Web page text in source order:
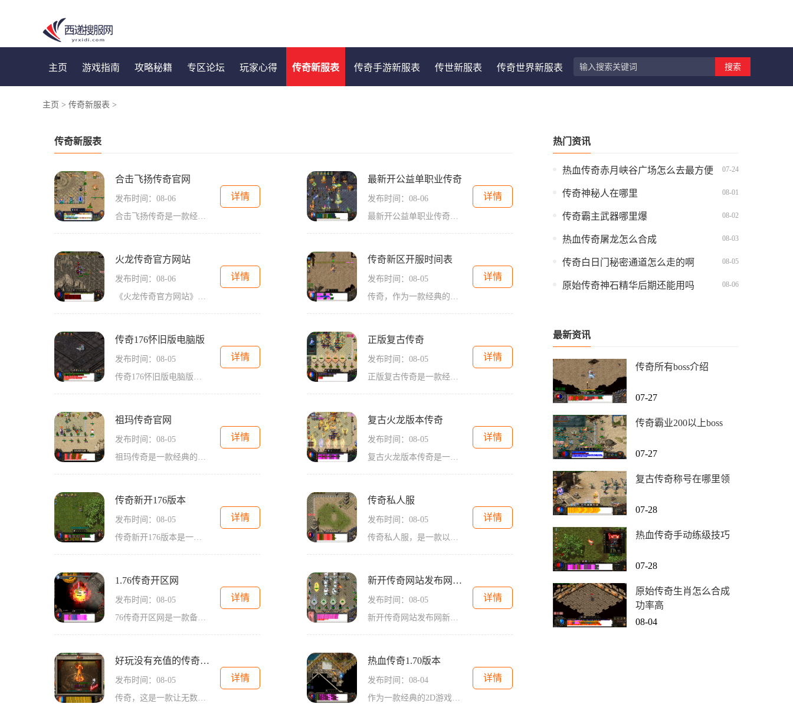
主页 游戏指南 攻略秘籍 专区论坛 玩家心得 传奇新服表 传奇手游新服表 传世新服表 传奇世界新服表 搜索
主页 > 传奇新服表 >
传奇新服表
合击飞扬传奇官网
发布时间：08-06
合击飞扬传奇是一款经典的多人在线角色扮演游戏。在这个游戏中，玩家将扮演一个勇敢的战士，在冒险中获得装备、战胜敌人、完成任务，并与其他玩家组队合作。合击飞扬传奇官网
详情
最新开公益单职业传奇
发布时间：08-06
最新开公益单职业传奇是一款备受期待的多人在线角色扮演游戏。作为经典传奇游戏的最新版本，它结合了传统玩法与创新元素，为广大玩家带来了全新的游戏体验。本文将为大家详细
详情
火龙传奇官方网站
发布时间：08-06
《火龙传奇官方网站》是一款经典的2D游戏，它是一款角色扮演游戏，充满了刺激和挑战。这款游戏采用了万人在线和玩家互动的模式，使得玩家可以与其他玩家进行交流、合作和竞争。
详情
传奇新区开服时间表
发布时间：08-05
传奇，作为一款经典的2D游戏，一直以来都深受玩家们的喜爱。作为一款角色扮演游戏，它具备了玩家互动的特点，让玩家们能够尽情享受战斗与冒险的乐趣。这款游戏还拥有一个万人在
详情
传奇176怀旧版电脑版
发布时间：08-05
传奇176怀旧版电脑版是一款经典的2D游戏，它以角色扮演为核心，拥有万人在线的玩家互动特点。在这个游戏中，玩家可以体验到浓厚的传奇世界氛围，挑战各种boss，挖掘宝贵的矿石，
详情
正版复古传奇
发布时间：08-05
正版复古传奇是一款经典的2D角色扮演游戏，以其万人在线和玩家互动的特点而备受玩家们的喜爱。玩家可以扮演不同职业的角色，在战斗中体验紧张刺激的战斗，同时还可以与其他玩家
详情
祖玛传奇官网
发布时间：08-05
祖玛传奇是一款经典的益智消除类游戏，已经有数年的历史。游戏具有简单易懂的玩法，因此成为了许多人休闲娱乐的首选。现在，我们来详细介绍一下祖玛传奇的游戏玩法。祖玛传奇
详情
复古火龙版本传奇
发布时间：08-05
复古火龙版本传奇是一款经典的2D游戏，是一款以角色扮演为主题的万人在线游戏。这款游戏给玩家带来了深度的游戏体验和丰富的玩法内容。下面，我将为大家详细介绍一下这款游戏的
详情
传奇新开176版本
发布时间：08-05
传奇新开176版本是一款非常经典的2D游戏，它以角色扮演为主题，玩家们可以扮演各种各样的角色，与其他玩家进行万人在线的互动。在这款游戏中，玩家们可以自由选择自己喜欢的职业
详情
传奇私人服
发布时间：08-05
传奇私人服，是一款以经典传奇为原型的多人在线游戏。传奇私人服将经典传奇的游戏玩法进行了创新和升级，为玩家带来了更加丰富、刺激的游戏体验。在传奇私人服中，玩家可以选
详情
1.76传奇开区网
发布时间：08-05
76传奇开区网是一款备受玩家喜爱的传奇类网络游戏平台。不同于其他传奇私服，该平台以其独特的玩法和精彩的游戏体验，吸引了众多玩家的关注。在76传奇开区网的游戏中，玩家可以
详情
新开传奇网站发布网新开
发布时间：08-05
新开传奇网站发布网新开，为广大传奇游戏爱好者带来了丰富多彩的游戏世界。作为一款2D游戏，传奇以其独特的玩法和精美的画面赢得了无数玩家的喜爱。传奇是一款传统的角色扮演游
详情
好玩没有充值的传奇游戏
发布时间：08-05
传奇，这是一款让无数玩家沉迷其中的2D游戏。作为一款经典的角色扮演游戏，传奇不仅拥有万人在线的特点，还给玩家带来了丰富多样的游戏玩法和精彩刺激的玩家互动。传奇游戏的玩
详情
热血传奇1.70版本
发布时间：08-04
作为一款经典的2D游戏，《热血传奇》系列在传奇游戏中有着极高的知名度和人气。今天，我们将为大家介绍一下热血传奇1.70版本的玩法和特点。《热血传奇》是一款角色扮演类的2D游戏
详情
热门资讯
热血传奇赤月峡谷广场怎么去最方便 07-24
传奇神秘人在哪里 08-01
传奇霸主武器哪里爆 08-02
热血传奇屠龙怎么合成 08-03
传奇白日门秘密通道怎么走的啊 08-05
原始传奇神石精华后期还能用吗 08-06
最新资讯
传奇所有boss介绍
07-27
传奇霸业200以上boss
07-27
复古传奇称号在哪里领
07-28
热血传奇手动练级技巧
07-28
原始传奇生肖怎么合成
功率高
08-04